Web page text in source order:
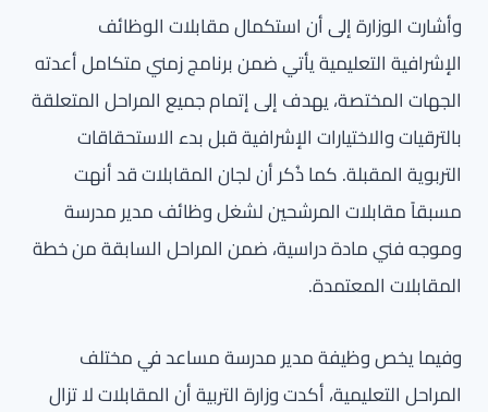
وأشارت الوزارة إلى أن استكمال مقابلات الوظائف
الإشرافية التعليمية يأتي ضمن برنامج زمني متكامل أعدته
الجهات المختصة، يهدف إلى إتمام جميع المراحل المتعلقة
بالترقيات والاختيارات الإشرافية قبل بدء الاستحقاقات
التربوية المقبلة. كما ذُكر أن لجان المقابلات قد أنهت
مسبقاً مقابلات المرشحين لشغل وظائف مدير مدرسة
وموجه فني مادة دراسية، ضمن المراحل السابقة من خطة
المقابلات المعتمدة.
وفيما يخص وظيفة مدير مدرسة مساعد في مختلف
المراحل التعليمية، أكدت وزارة التربية أن المقابلات لا تزال